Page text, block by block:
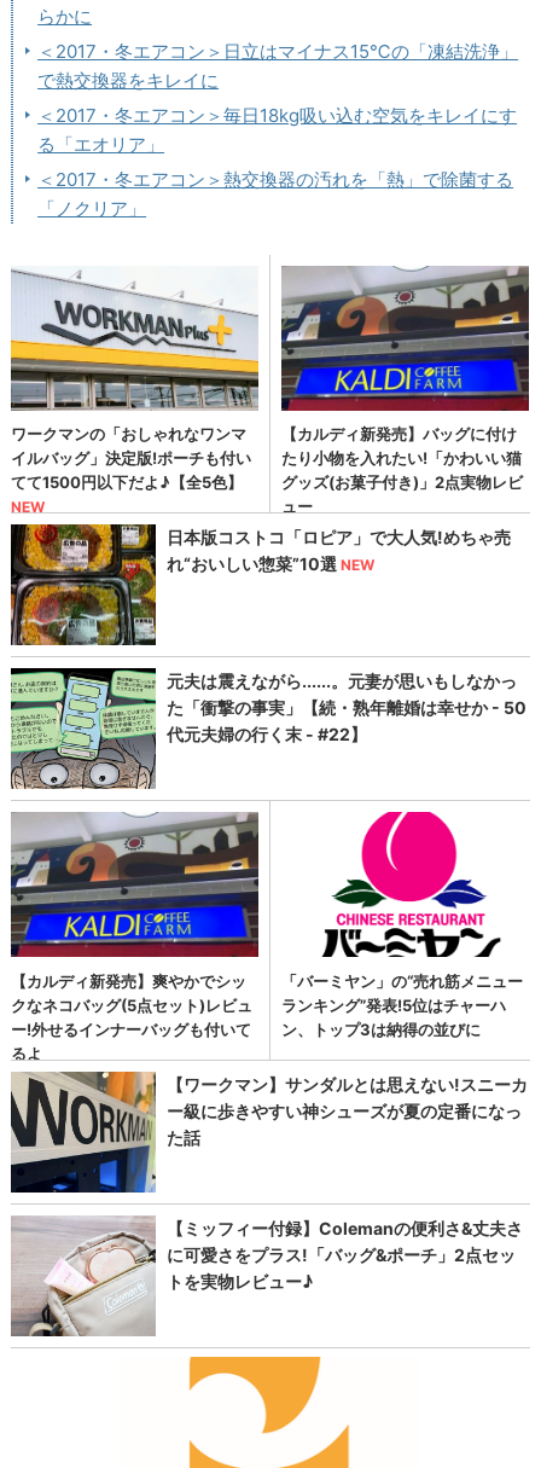
らかに
＜2017・冬エアコン＞日立はマイナス15℃の「凍結洗浄」
で熱交換器をキレイに
＜2017・冬エアコン＞毎日18kg吸い込む空気をキレイにす
る「エオリア」
＜2017・冬エアコン＞熱交換器の汚れを「熱」で除菌する
「ノクリア」